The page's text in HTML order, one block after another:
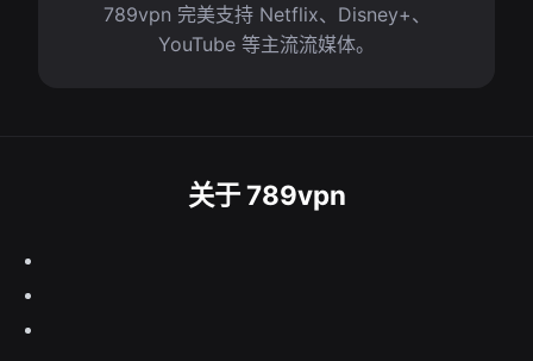
789vpn 完美支持 Netflix、Disney+、
YouTube 等主流流媒体。
关于 789vpn